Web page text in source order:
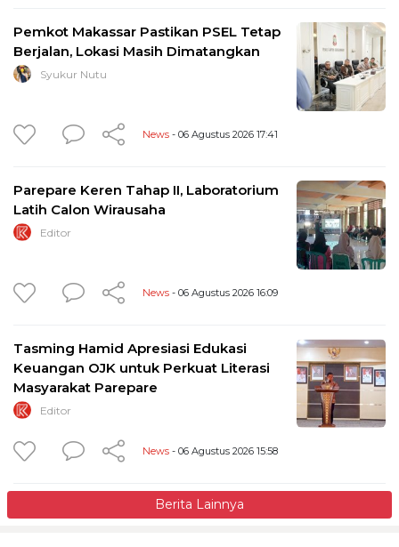
Pemkot Makassar Pastikan PSEL Tetap
Berjalan, Lokasi Masih Dimatangkan
Syukur Nutu
News - 06 Agustus 2026 17:41
Parepare Keren Tahap II, Laboratorium
Latih Calon Wirausaha
Editor
News - 06 Agustus 2026 16:09
Tasming Hamid Apresiasi Edukasi
Keuangan OJK untuk Perkuat Literasi
Masyarakat Parepare
Editor
News - 06 Agustus 2026 15:58
Berita Lainnya